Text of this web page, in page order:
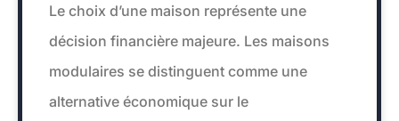
Le choix d’une maison représente une
décision financière majeure. Les maisons
modulaires se distinguent comme une
alternative économique sur le